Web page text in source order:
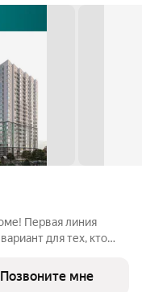
Первая линия
для тех, кто
на рабочую
Позвоните мне